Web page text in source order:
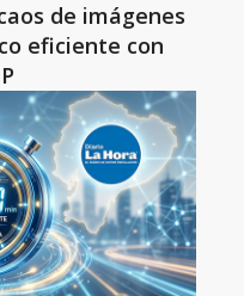
de imágenes
eficiente con